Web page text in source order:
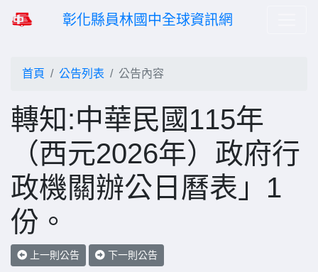
彰化縣員林國中全球資訊網
首頁 公告列表 公告內容
轉知:中華民國115年
（西元2026年）政府行
政機關辦公日曆表」1
份。
上一則公告 下一則公告